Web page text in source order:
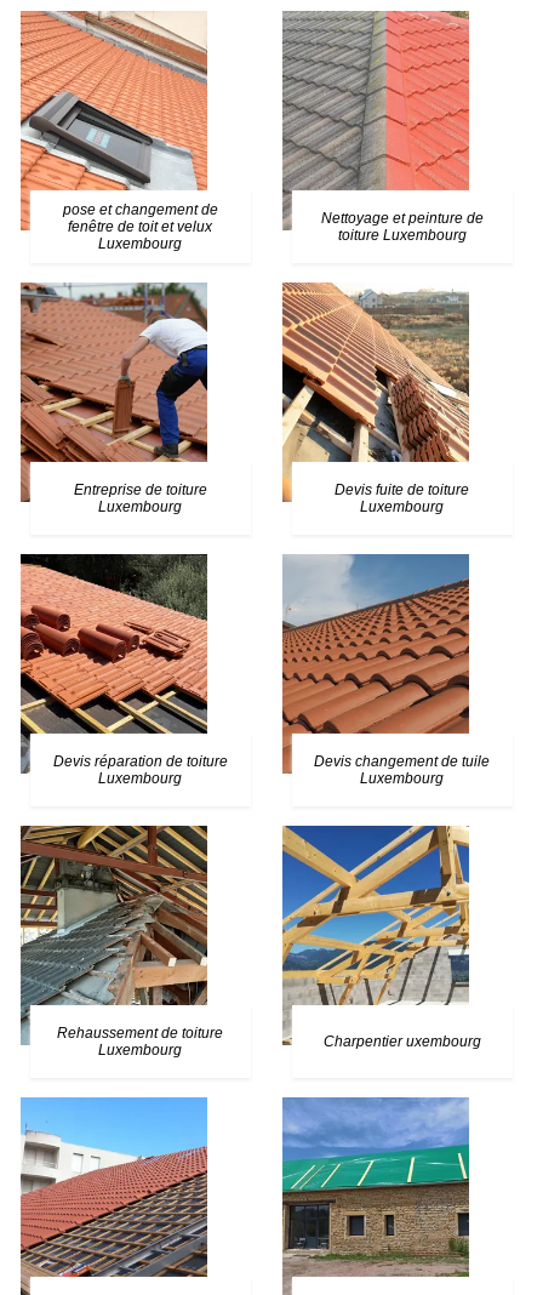
pose et changement de
fenêtre de toit et velux
Luxembourg
Nettoyage et peinture de
toiture Luxembourg
Entreprise de toiture
Luxembourg
Devis fuite de toiture
Luxembourg
Devis réparation de toiture
Luxembourg
Devis changement de tuile
Luxembourg
Rehaussement de toiture
Luxembourg
Charpentier uxembourg